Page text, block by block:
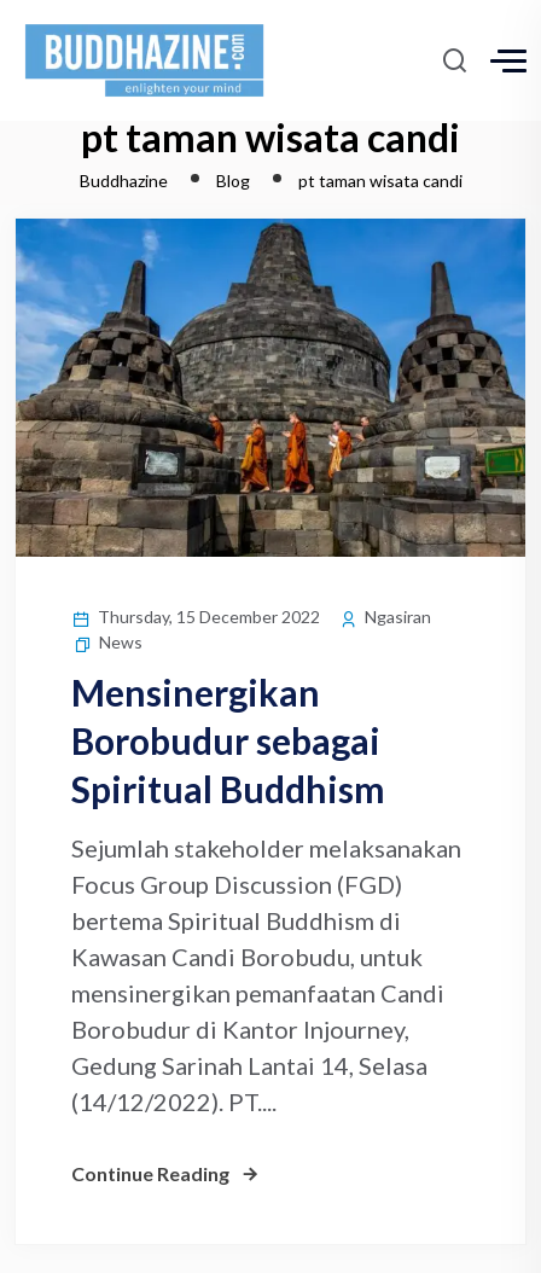
pt taman wisata candi
Buddhazine Blog pt taman wisata candi
Thursday, 15 December 2022
Ngasiran
News
Mensinergikan
Borobudur sebagai
Spiritual Buddhism
Sejumlah stakeholder melaksanakan
Focus Group Discussion (FGD)
bertema Spiritual Buddhism di
Kawasan Candi Borobudu, untuk
mensinergikan pemanfaatan Candi
Borobudur di Kantor Injourney,
Gedung Sarinah Lantai 14, Selasa
(14/12/2022). PT....
Continue Reading